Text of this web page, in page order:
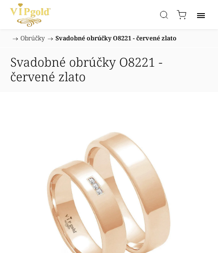
/ Obrúčky / Svadobné obrúčky O8221 - červené zlato
Svadobné obrúčky O8221 -
červené zlato